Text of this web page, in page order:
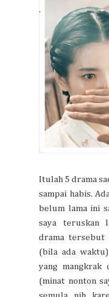
Itulah 5 drama
sampai habis.
belum lama ini
saya teruskan
drama tersebut
(bila ada
yang mangkrak
(minat nonton